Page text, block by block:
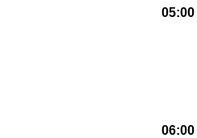
05:00
06:00